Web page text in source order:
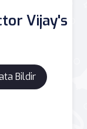
Vijay's
Bildir